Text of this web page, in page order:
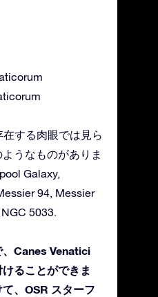
する肉眼では見ら
うなものがありま
Galaxy,
94, Messier
5033.
Canes Venatici
ることができま
、OSR スターフ